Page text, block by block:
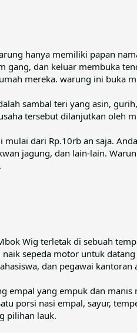
hanya memiliki papan
dan keluar membuka
mereka. warung ini buka
sambal teri yang asin,
tersebut dilanjutkan oleh
dari Rp.10rb an saja.
jagung, dan lain-lain.
Wig terletak di sebuah
sepeda motor untuk
dan pegawai
empal yang empuk dan
porsi nasi empal, sayur,
pilihan lauk.